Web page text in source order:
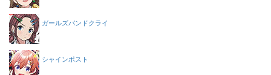
ガールズバンドクライ
シャインポスト